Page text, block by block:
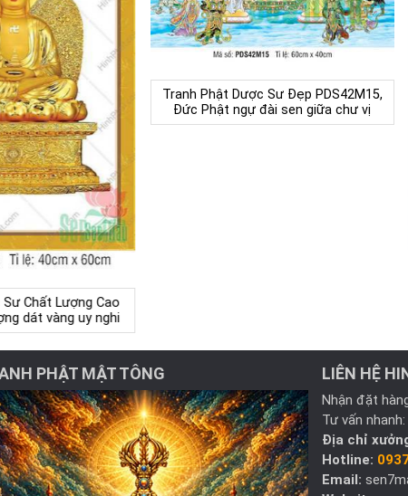
Chất Lượng Cao
dát vàng uy nghi
Tranh Phật Dược Sư Đẹp PDS42M15,
Đức Phật ngự đài sen giữa chư vị
PHẬT MẬT TÔNG LIÊN HỆ
Nhận đặt
Tư vấn
Địa chỉ
Hotline:
Email: